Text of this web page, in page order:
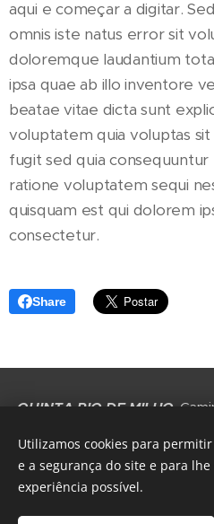
aqui e começar a digitar.
omnis iste natus error sit
doloremque laudantium
ipsa quae ab illo inventore
beatae vitae dicta sunt
voluptatem quia voluptas
fugit sed quia
ratione voluptatem sequi
quisquam est qui dolorem
consectetur.
Share
QUINTA RIO DE MILHO ,
Utilizamos cookies para
e a segurança do site e para
experiência possível.